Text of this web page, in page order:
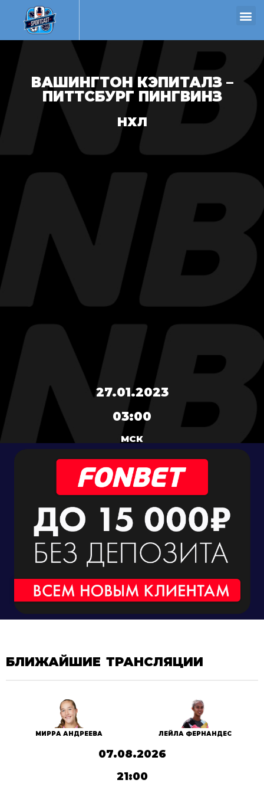
ВАШИНГТОН КЭПИТАЛЗ –
ПИТТСБУРГ ПИНГВИНЗ
НХЛ
27.01.2023
03:00
МСК
БЛИЖАЙШИЕ ТРАНСЛЯЦИИ
МИРРА АНДРЕЕВА ЛЕЙЛА ФЕРНАНДЕС
07.08.2026
21:00